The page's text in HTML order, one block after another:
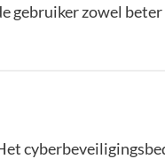
gebruiker zowel